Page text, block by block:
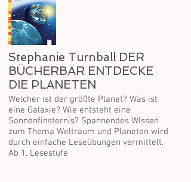
Stephanie Turnball DER
BÜCHERBÄR ENTDECKE
DIE PLANETEN
Welcher ist der größte Planet? Was ist
eine Galaxie? Wie entsteht eine
Sonnenfinsternis? Spannendes Wissen
zum Thema Weltraum und Planeten wird
durch einfache Leseübungen vermittelt.
Ab 1. Lesestufe